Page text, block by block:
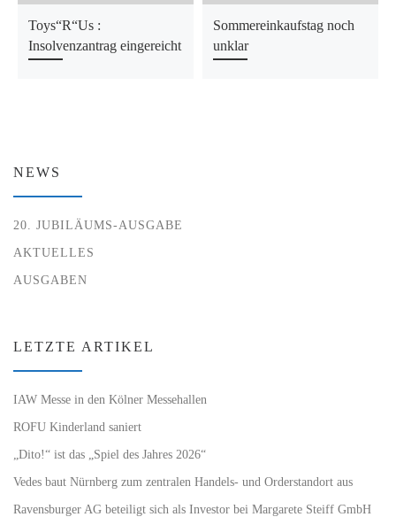
Toys“R“Us :
Insolvenzantrag eingereicht
Sommereinkaufstag noch
unklar
NEWS
20. JUBILÄUMS-AUSGABE
AKTUELLES
AUSGABEN
LETZTE ARTIKEL
IAW Messe in den Kölner Messehallen
ROFU Kinderland saniert
„Dito!“ ist das „Spiel des Jahres 2026“
Vedes baut Nürnberg zum zentralen Handels- und Orderstandort aus
Ravensburger AG beteiligt sich als Investor bei Margarete Steiff GmbH